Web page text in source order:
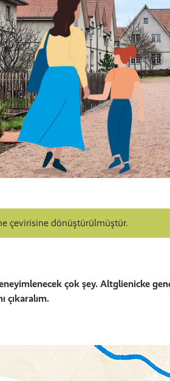
çevirisine dönüştürülmüştür.
çok şey. Altglienicke
çıkaralım.